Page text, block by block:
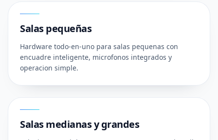
Salas pequeñas
Hardware todo-en-uno para salas pequenas con
encuadre inteligente, microfonos integrados y
operacion simple.
Salas medianas y grandes